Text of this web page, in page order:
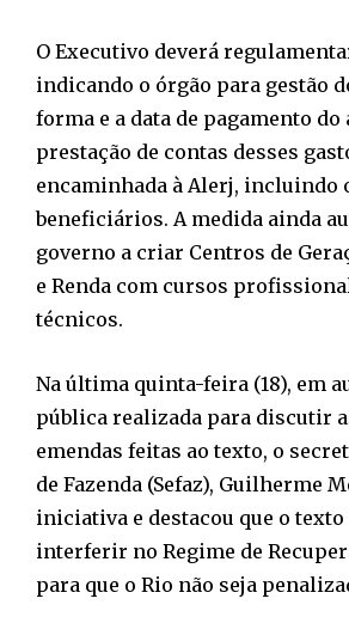
O Executivo deverá
indicando o órgão para gestão
forma e a data de pagamento
prestação de contas desses
encaminhada à Alerj, incluindo
beneficiários. A medida ainda
governo a criar Centros de
e Renda com cursos
técnicos.
Na última quinta-feira (18), em
pública realizada para discutir
emendas feitas ao texto, o
de Fazenda (Sefaz), Guilherme
iniciativa e destacou que o texto
interferir no Regime de
para que o Rio não seja